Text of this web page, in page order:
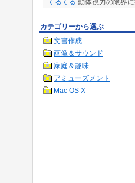
くるくる 動体視力の限界
カテゴリーから選ぶ
文書作成
画像＆サウンド
家庭＆趣味
アミューズメント
Mac OS X